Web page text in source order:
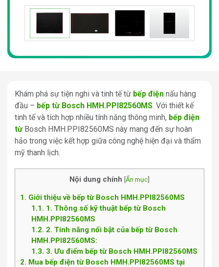
Khám phá sự tiện nghi và tinh tế từ bếp điện nấu hàng
đầu – bếp từ Bosch HMH.PPI82560MS. Với thiết kế
tinh tế và tích hợp nhiều tính năng thông minh, bếp điện
từBosch HMH.PPI82560MS này mang đến sự hoàn
hảo trong việc kết hợp giữa công nghệ hiện đại và thẩm
mỹ thanh lịch.
Nội dung chính [Ẩn mục]
1
Giới thiệu về bếp từ Bosch HMH.PPI82560MS
1.1
1. Thông số kỹ thuật bếp từ Bosch
HMH.PPI82560MS
1.2 2. Tính năng nổi bật của bếp từ Bosch
HMH.PPI82560MS:
1.3 3. Ưu điểm bếp từ Bosch HMH.PPI82560MS
2 Mua bếp điện từ Bosch HMH.PPI82560MS tại